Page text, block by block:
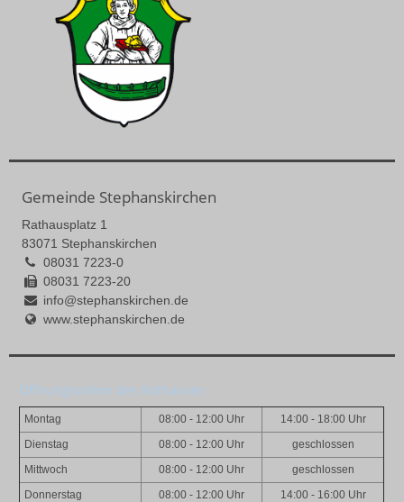
Gemeinde Stephanskirchen
Rathausplatz 1
83071 Stephanskirchen
08031 7223-0
08031 7223-20
info@stephanskirchen.de
www.stephanskirchen.de
Öffnungszeiten des Rathauses
Montag 08:00 - 12:00 Uhr 14:00 - 18:00 Uhr
Dienstag 08:00 - 12:00 Uhr geschlossen
Mittwoch 08:00 - 12:00 Uhr geschlossen
Donnerstag 08:00 - 12:00 Uhr 14:00 - 16:00 Uhr